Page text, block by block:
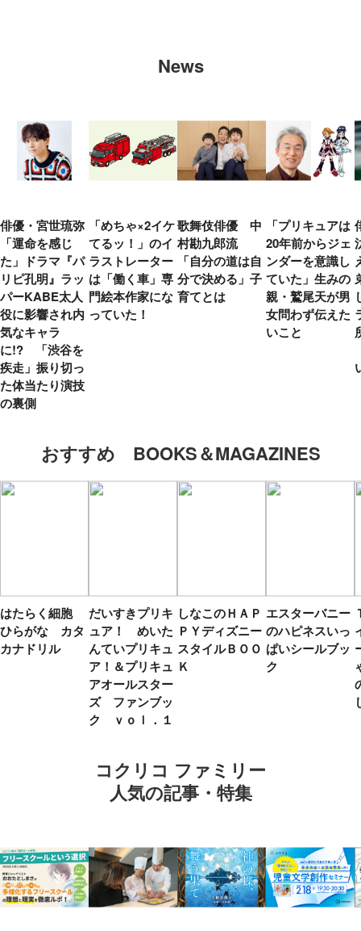
News
俳優・宮世琉弥
「運命を感じ
た」ドラマ『パ
リピ孔明』ラッ
パーKABE太人
役に影響され内
気なキャラ
に!? 「渋谷を
疾走」振り切っ
た体当たり演技
の裏側
「めちゃ×2イケ
てるッ！」のイ
ラストレーター
は「働く車」専
門絵本作家にな
っていた！
歌舞伎俳優 中
村勘九郎流
「自分の道は自
分で決める」子
育てとは
「プリキュアは
20年前からジェ
ンダーを意識し
ていた」生みの
親・鷲尾天が男
女問わず伝えた
いこと
おすすめ BOOKS＆MAGAZINES
はたらく細胞
ひらがな カタ
カナドリル
だいすきプリキ
ュア！ めいた
んていプリキュ
ア！＆プリキュ
アオールスター
ズ ファンブッ
ク ｖｏｌ．１
しなこのＨＡＰ
ＰＹディズニー
スタイルＢＯＯ
Ｋ
エスターバニー
のハピネスいっ
ぱいシールブッ
ク
コクリコ ファミリー
人気の記事・特集